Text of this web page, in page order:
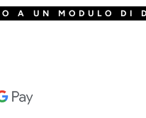
A UN MODULO DI